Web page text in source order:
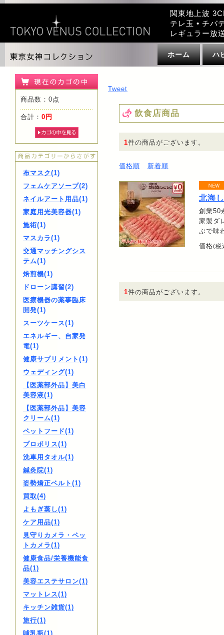
関東地上波
テレ玉 • チバ
レギュラー放
ホーム ハ
商品数：0点
合計： 0円
布マスク(1)
フェムケアソープ(2)
ネイルアート用品(1)
家庭用光美容器(1)
施術(1)
マスカラ(1)
交通マッチングシス
テム(1)
焙煎機(1)
ドローン講習(2)
医療機器の薬事臨床
開発(1)
スーツケース(1)
エネルギー、自家発
電(1)
健康サプリメント(1)
ウェディング(1)
【医薬部外品】美白
美容液(1)
【医薬部外品】美容
クリーム(1)
ペットフード(1)
プロポリス(1)
洗車用タオル(1)
鍼灸院(1)
姿勢矯正ベルト(1)
買取(4)
よもぎ蒸し(1)
ケア用品(1)
見守りカメラ・ペッ
トカメラ(1)
健康食品/栄養機能食
品(1)
美容エステサロン(1)
マットレス(1)
キッチン雑貨(1)
旅行(1)
哺乳瓶(1)
Tweet
飲食店商品
1件の商品がございます。
価格順 新着順
北海
創業50
家製ダ
ぶで味
価格(税
1件の商品がございます。